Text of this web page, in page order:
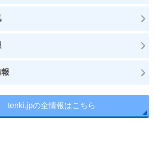
tenki.jpの全情報はこちら